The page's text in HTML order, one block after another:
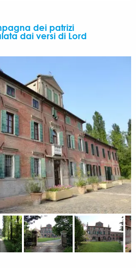
dei patrizi
dai versi di Lord